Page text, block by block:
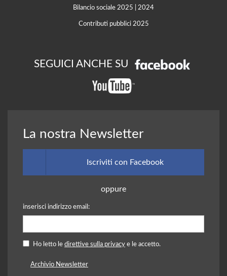
Bilancio sociale 2025 2024
Contributi pubblici 2025
SEGUICI ANCHE SU
La nostra Newsletter
Iscriviti con Facebook
oppure
inserisci indirizzo email:
Ho letto le direttive sulla privacy e le accetto.
Archivio Newsletter